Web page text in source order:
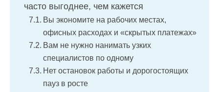
часто выгоднее, чем кажется
Вы экономите на рабочих местах,
офисных расходах и «скрытых платежах»
Вам не нужно нанимать узких
специалистов по одному
Нет остановок работы и дорогостоящих
пауз в росте